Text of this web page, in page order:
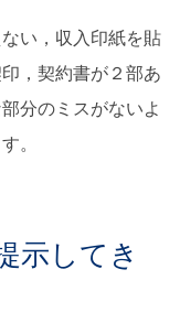
い，収入印紙を貼
，契約書が２部あ
分のミスがないよ
。
示してき